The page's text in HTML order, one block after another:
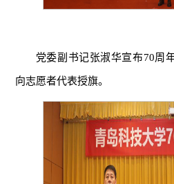
党委副书记张淑华宣布70周
向志愿者代表授旗。